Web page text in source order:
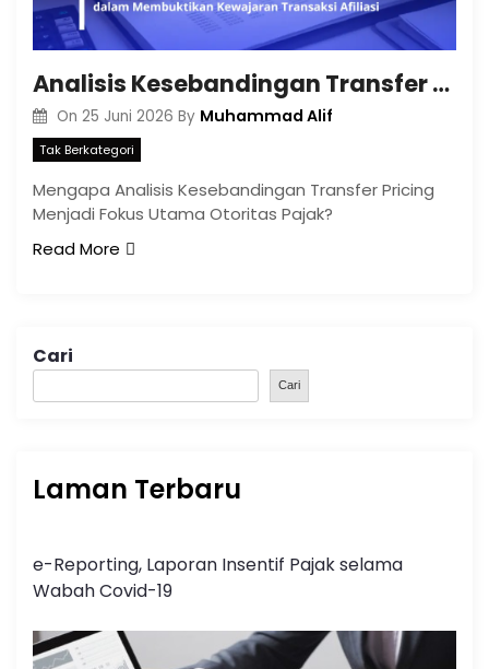
Analisis Kesebandingan Transfer Pricing: Fondasi Penting dalam Membuktikan Kewajaran Transaksi Afiliasi
On 25 Juni 2026 By Muhammad Alif
Tak Berkategori
Mengapa Analisis Kesebandingan Transfer Pricing
Menjadi Fokus Utama Otoritas Pajak?
Read More
Cari
Cari
Laman Terbaru
e-Reporting, Laporan Insentif Pajak selama
Wabah Covid-19